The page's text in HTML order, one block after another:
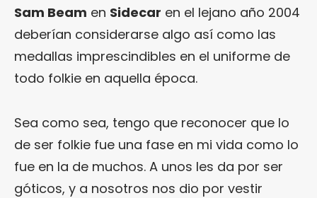
Sam Beam en Sidecar en el lejano año 2004
deberían considerarse algo así como las
medallas imprescindibles en el uniforme de
todo folkie en aquella época.
Sea como sea, tengo que reconocer que lo
de ser folkie fue una fase en mi vida como lo
fue en la de muchos. A unos les da por ser
góticos, y a nosotros nos dio por vestir